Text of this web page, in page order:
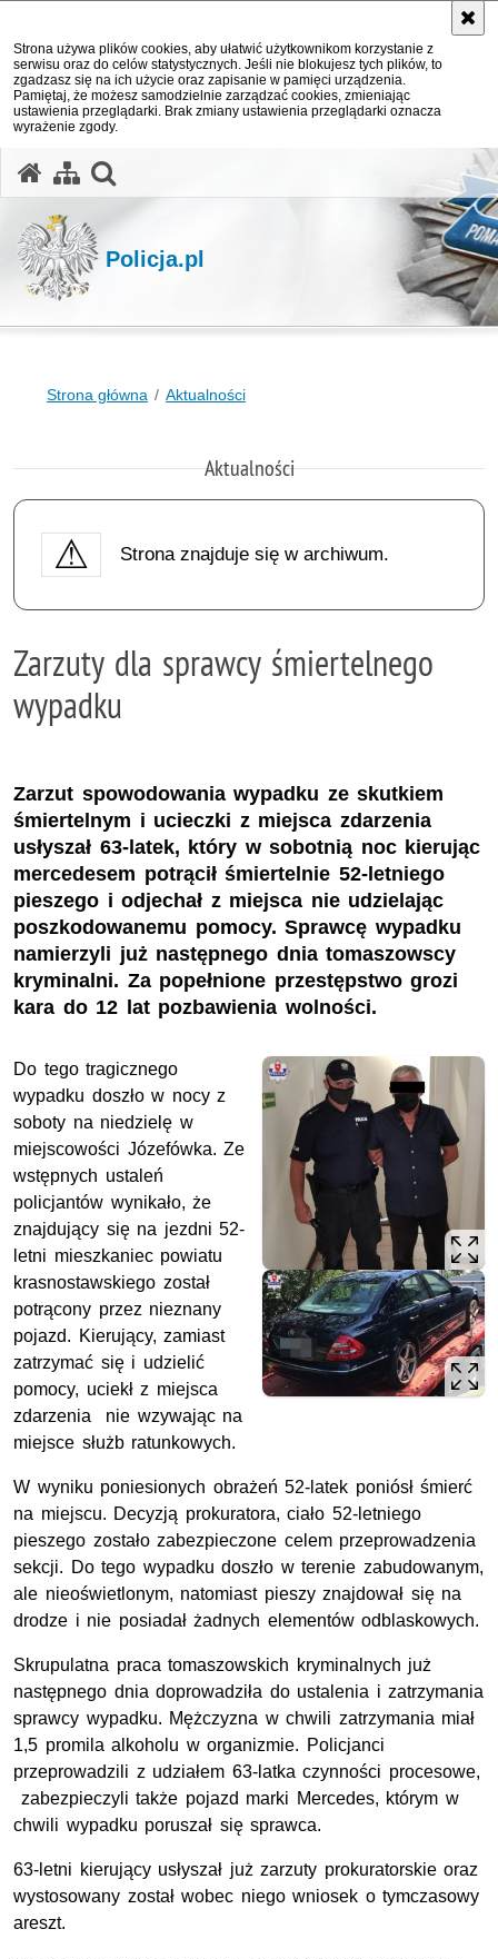
Strona używa plików cookies, aby ułatwić użytkownikom korzystanie z
serwisu oraz do celów statystycznych. Jeśli nie blokujesz tych plików, to
zgadzasz się na ich użycie oraz zapisanie w pamięci urządzenia.
Pamiętaj, że możesz samodzielnie zarządzać cookies, zmieniając
ustawienia przeglądarki. Brak zmiany ustawienia przeglądarki oznacza
wyrażenie zgody.
Policja.pl
Strona główna Aktualności
Aktualności
Strona znajduje się w archiwum.
Zarzuty dla sprawcy śmiertelnego
wypadku
Zarzut spowodowania wypadku ze skutkiem
śmiertelnym i ucieczki z miejsca zdarzenia
usłyszał 63-latek, który w sobotnią noc kierując
mercedesem potrącił śmiertelnie 52-letniego
pieszego i odjechał z miejsca nie udzielając
poszkodowanemu pomocy. Sprawcę wypadku
namierzyli już następnego dnia tomaszowscy
kryminalni. Za popełnione przestępstwo grozi
kara do 12 lat pozbawienia wolności.
Do tego tragicznego
wypadku doszło w nocy z
soboty na niedzielę w
miejscowości Józefówka. Ze
wstępnych ustaleń
policjantów wynikało, że
znajdujący się na jezdni 52-
letni mieszkaniec powiatu
krasnostawskiego został
potrącony przez nieznany
pojazd. Kierujący, zamiast
zatrzymać się i udzielić
pomocy, uciekł z miejsca
zdarzenia nie wzywając na
miejsce służb ratunkowych.
W wyniku poniesionych obrażeń 52-latek poniósł śmierć
na miejscu. Decyzją prokuratora, ciało 52-letniego
pieszego zostało zabezpieczone celem przeprowadzenia
sekcji. Do tego wypadku doszło w terenie zabudowanym,
ale nieoświetlonym, natomiast pieszy znajdował się na
drodze i nie posiadał żadnych elementów odblaskowych.
Skrupulatna praca tomaszowskich kryminalnych już
następnego dnia doprowadziła do ustalenia i zatrzymania
sprawcy wypadku. Mężczyzna w chwili zatrzymania miał
1,5 promila alkoholu w organizmie. Policjanci
przeprowadzili z udziałem 63-latka czynności procesowe,
zabezpieczyli także pojazd marki Mercedes, którym w
chwili wypadku poruszał się sprawca.
63-letni kierujący usłyszał już zarzuty prokuratorskie oraz
wystosowany został wobec niego wniosek o tymczasowy
areszt.